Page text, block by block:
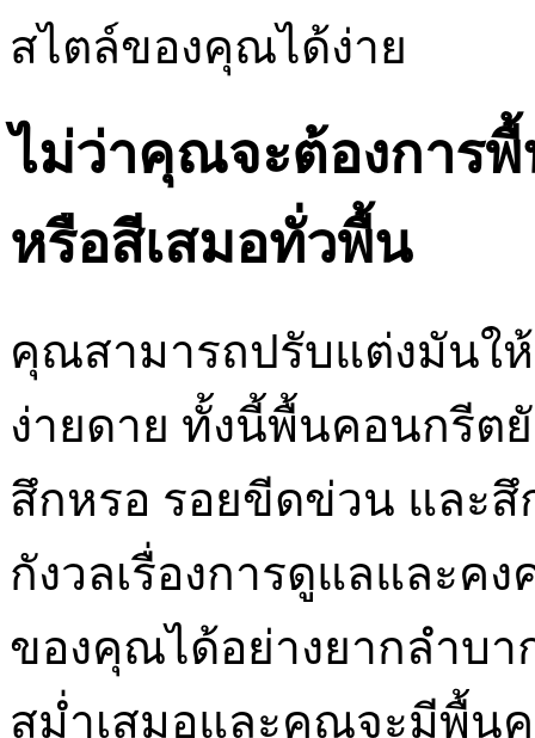
สไตล์ของคุณได้ง่าย
ไม่ว่าคุณจะต้องการ
หรือสีเสมอทั่วพื้น
คุณสามารถปรับแต่งมันใ
ง่ายดาย ทั้งนี้พื้นคอนกรี
สึกหรอ รอยขีดข่วน และ
กังวลเรื่องการดูแลและค
ของคุณได้อย่างยากลำบา
สม่ำเสมอและคุณจะมีพื้น